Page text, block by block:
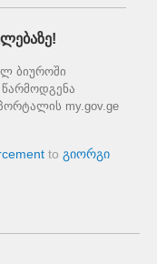
ბიუროში
my.gov.ge
to გიორგი